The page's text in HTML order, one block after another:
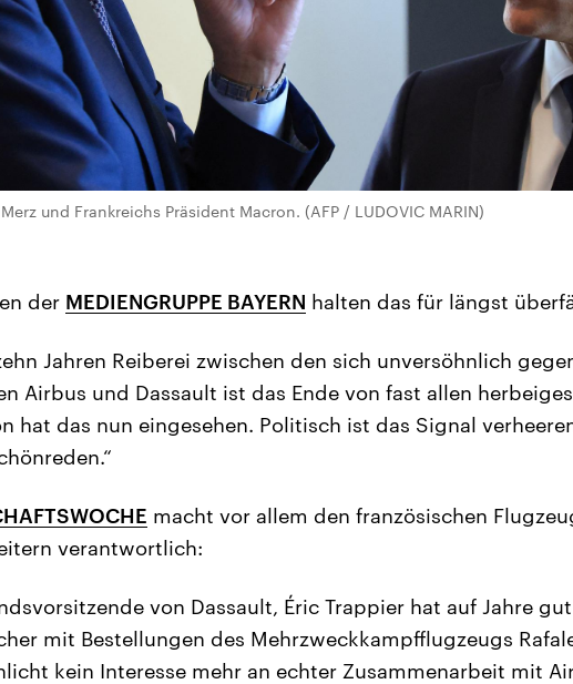
und Frankreichs Präsident Macron. (AFP / LUDOVIC MARIN)
der MEDIENGRUPPE BAYERN halten das für längst
Jahren Reiberei zwischen den sich unversöhnlich
Airbus und Dassault ist das Ende von fast allen
hat das nun eingesehen. Politisch ist das Signal
macht vor allem den französischen
verantwortlich:
von Dassault, Éric Trappier hat auf Jahre
mit Bestellungen des Mehrzweckkampfflugzeugs
kein Interesse mehr an echter Zusammenarbeit mit